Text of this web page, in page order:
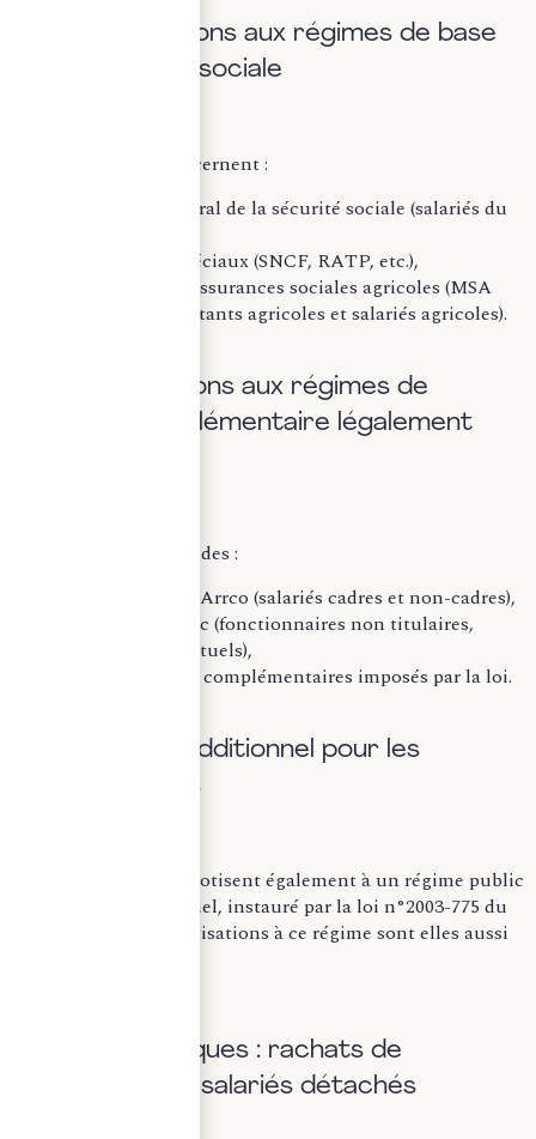
A. Les cotisations aux régimes de base
de la sécurité sociale
Ces cotisations concernent :
le régime général de la sécurité sociale (salariés du
les régimes spéciaux (SNCF, RATP, etc.),
le régime des assurances sociales agricoles (MSA
pour les exploitants agricoles et salariés agricoles).
B. Les cotisations aux régimes de
retraite complémentaire légalement
Il s’agit notamment des :
régimes Agirc-Arrco (salariés cadres et non-cadres),
régime Ircantec (fonctionnaires non titulaires,
agents contractuels),
autres régimes complémentaires imposés par la loi.
C. Le régime additionnel pour les
fonctionnaires
Les fonctionnaires cotisent également à un régime public
de retraite additionnel, instauré par la loi n°2003-775 du
21 août 2003. Les cotisations à ce régime sont elles aussi
D. Cas spécifiques : rachats de
cotisations et salariés détachés